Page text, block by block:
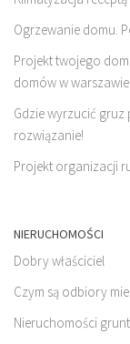
Ogrzewanie domu.
Projekt twojego
domów w warszawie
Gdzie wyrzucić
rozwiązanie!
Projekt organizacji
NIERUCHOMOŚCI
Dobry właściciel
Czym są odbiory
Nieruchomości